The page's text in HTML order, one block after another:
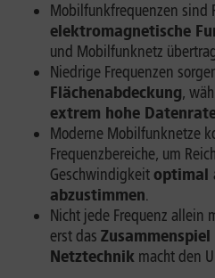
Mobilfunkfrequenzen sind
elektromagnetische
und Mobilfunknetz
Niedrige Frequenzen
Flächenabdeckung,
extrem hohe
Moderne Mobilfunknetze
Frequenzbereiche, um
Geschwindigkeitoptimal
abzustimmen.
Nicht jede Frequenz allein
erst das
Netztechnik macht den